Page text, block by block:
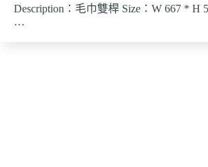
Description：毛巾雙桿 Size：W 667 * H
…